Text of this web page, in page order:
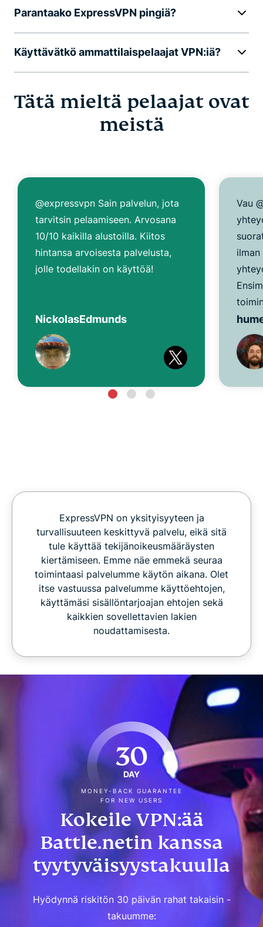
Parantaako ExpressVPN pingiä?
Käyttävätkö ammattilaispelaajat VPN:iä?
Tätä mieltä pelaajat ovat
meistä
@expressvpn Sain palvelun, jota
tarvitsin pelaamiseen. Arvosana
10/10 kaikilla alustoilla. Kiitos
hintansa arvoisesta palvelusta,
jolle todellakin on käyttöä!
NickolasEdmunds
Vau
ExpressVPN on yksityisyyteen ja
turvallisuuteen keskittyvä palvelu, eikä sitä
tule käyttää tekijänoikeusmääräysten
kiertämiseen. Emme näe emmekä seuraa
toimintaasi palvelumme käytön aikana. Olet
itse vastuussa palvelumme käyttöehtojen,
käyttämäsi sisällöntarjoajan ehtojen sekä
kaikkien sovellettavien lakien
noudattamisesta.
30
DAY
MONEY-BACK GUARANTEE
FOR NEW USERS
Kokeile VPN:ää
Battle.netin kanssa
tyytyväisyystakuulla
Hyödynnä riskitön 30 päivän rahat takaisin -
takuumme: